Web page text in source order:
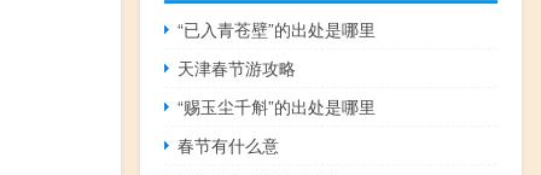
“已入青苍壁”的出处是哪里
天津春节游攻略
“赐玉尘千斛”的出处是哪里
春节有什么意